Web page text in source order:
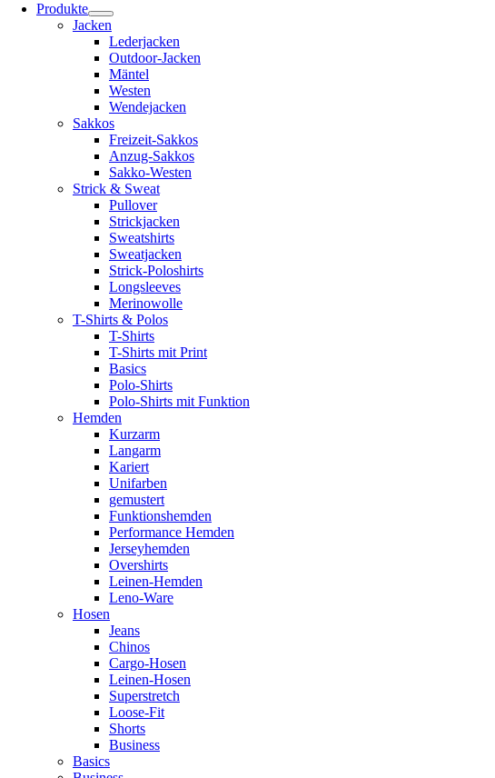
Produkte
Jacken
Lederjacken
Outdoor-Jacken
Mäntel
Westen
Wendejacken
Sakkos
Freizeit-Sakkos
Anzug-Sakkos
Sakko-Westen
Strick & Sweat
Pullover
Strickjacken
Sweatshirts
Sweatjacken
Strick-Poloshirts
Longsleeves
Merinowolle
T-Shirts & Polos
T-Shirts
T-Shirts mit Print
Basics
Polo-Shirts
Polo-Shirts mit Funktion
Hemden
Kurzarm
Langarm
Kariert
Unifarben
gemustert
Funktionshemden
Performance Hemden
Jerseyhemden
Overshirts
Leinen-Hemden
Leno-Ware
Hosen
Jeans
Chinos
Cargo-Hosen
Leinen-Hosen
Superstretch
Loose-Fit
Shorts
Business
Basics